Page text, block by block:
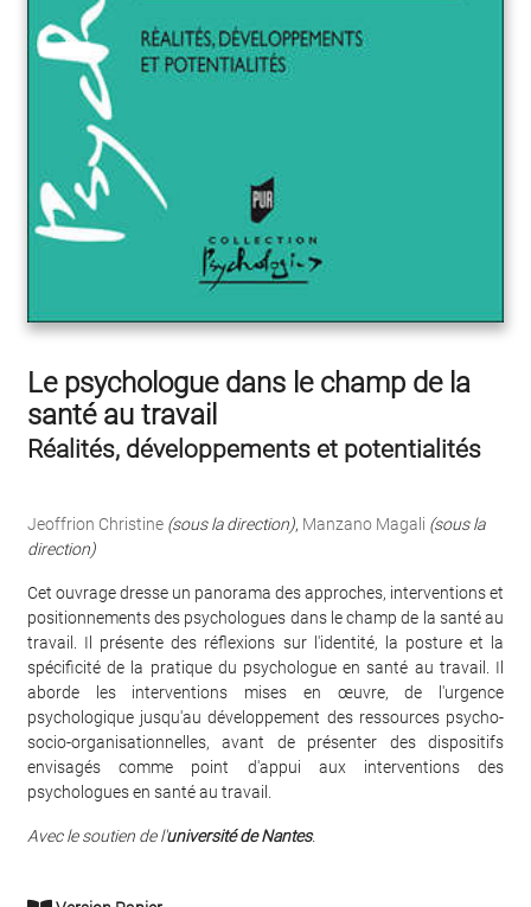
Le psychologue dans le champ de la
santé au travail
Réalités, développements et potentialités
Jeoffrion Christine (sous la direction), Manzano Magali (sous la
direction)
Cet ouvrage dresse un panorama des approches, interventions et
positionnements des psychologues dans le champ de la santé au
travail. Il présente des réflexions sur l'identité, la posture et la
spécificité de la pratique du psychologue en santé au travail. Il
aborde les interventions mises en œuvre, de l'urgence
psychologique jusqu'au développement des ressources psycho-
socio-organisationnelles, avant de présenter des dispositifs
envisagés comme point d'appui aux interventions des
psychologues en santé au travail.
Avec le soutien de l'université de Nantes.